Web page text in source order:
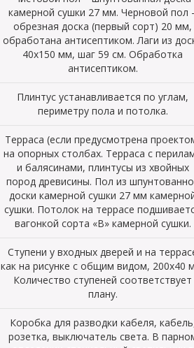
камерной сушки 27 мм. Черновой пол
обрезная доска (первый сорт) 20 мм,
обработана антисептиком. Лаги из
40х150 мм, шаг 59 см. Обработка
антисептиком.
Плинтус устанавливается по углам,
периметру пола и потолка.
Терраса (если предусмотрена
на опорных столбах. Терраса с
и балясинами, плинтусы из хвойных
пород древисины. Пол из
доски камерной сушки 27 мм
сушки. Потолок на террасе
вагонкой сорта «В» камерной сушки.
Ступени у входных дверей и на
как на рисунке с общим видом, 200х40
Количество ступеней соответствует
плану.
Коробка для разводки кабеля,
розетка, выключатель света. В